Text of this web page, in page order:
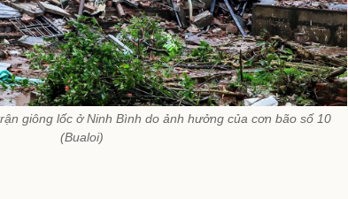
giông lốc ở Ninh Bình do ảnh hưởng của cơn bão số 10
(Bualoi)